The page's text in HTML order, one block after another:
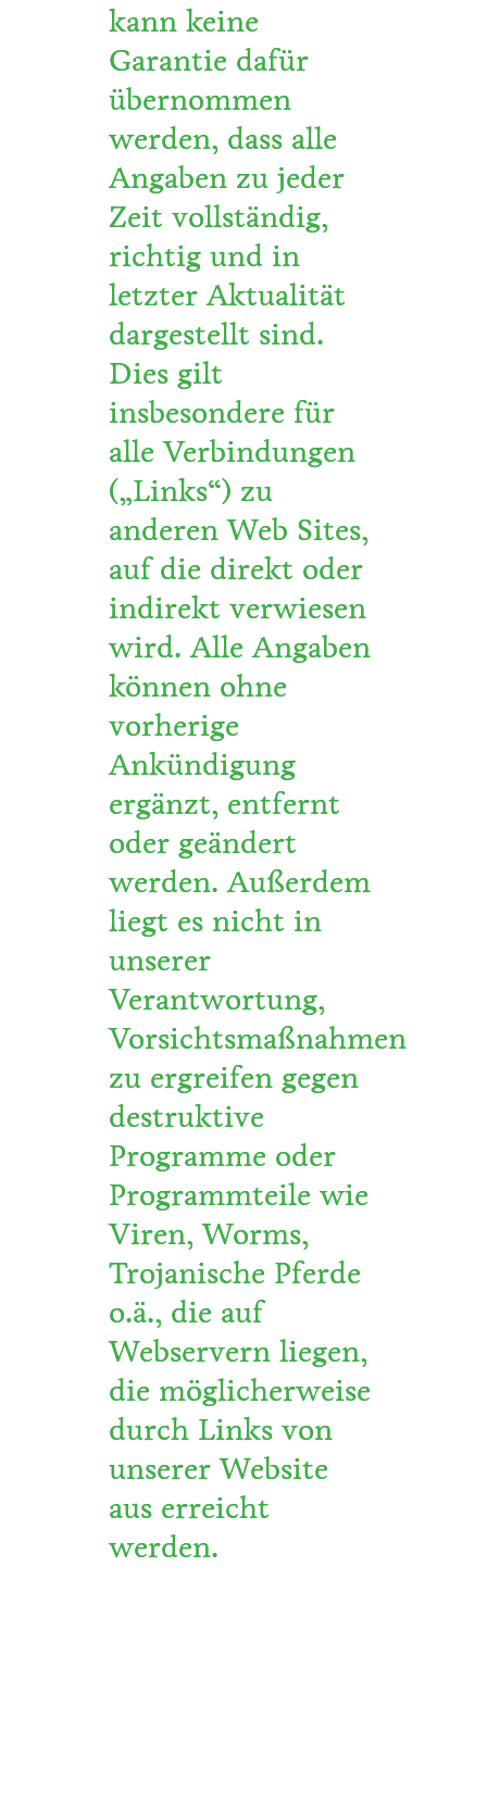
kann keine
Garantie dafür
übernommen
werden, dass alle
Angaben zu jeder
Zeit vollständig,
richtig und in
letzter Aktualität
dargestellt sind.
Dies gilt
insbesondere für
alle Verbindungen
(„Links“) zu
anderen Web Sites,
auf die direkt oder
indirekt verwiesen
wird. Alle Angaben
können ohne
vorherige
Ankündigung
ergänzt, entfernt
oder geändert
werden. Außerdem
liegt es nicht in
unserer
Verantwortung,
Vorsichtsmaßnahmen
zu ergreifen gegen
destruktive
Programme oder
Programmteile wie
Viren, Worms,
Trojanische Pferde
o.ä., die auf
Webservern liegen,
die möglicherweise
durch Links von
unserer Website
aus erreicht
werden.